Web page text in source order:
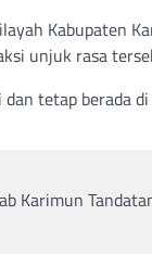
Kabupaten
unjuk rasa
tetap berada
Karimun